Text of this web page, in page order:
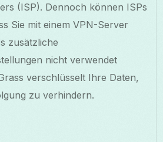
(ISP). Dennoch können ISPs
Sie mit einem VPN-Server
zusätzliche
nicht verwendet
verschlüsselt Ihre Daten,
zu verhindern.